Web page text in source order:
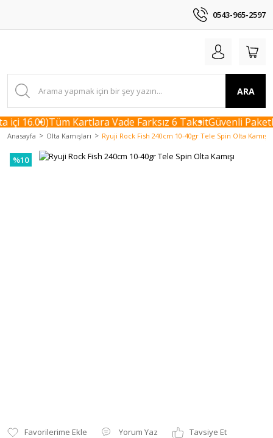
0543-965-2597
ARA
içi 16.00)Tüm Kartlara Vade Farksız 6 TaksitGüvenli
Anasayfa Olta Kamışları Ryuji Rock Fish 240cm 10-40gr Tele Spin Olta Kamışı
%10
Yorum Yaz
Tavsiye Et